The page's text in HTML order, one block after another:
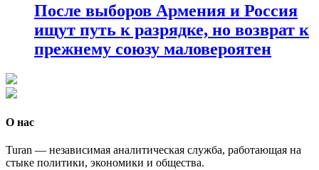
После выборов Армения и Россия
ищут путь к разрядке, но возврат к
прежнему союзу маловероятен
О нас
Turan — независимая аналитическая служба, работающая на
стыке политики, экономики и общества.